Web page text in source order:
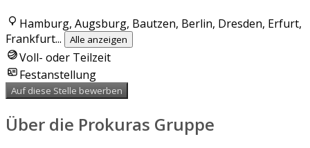
Hamburg, Augsburg, Bautzen, Berlin, Dresden, Erfurt,
Frankfurt... Alle anzeigen
Voll- oder Teilzeit
Festanstellung
Auf diese Stelle bewerben
Über die Prokuras Gruppe